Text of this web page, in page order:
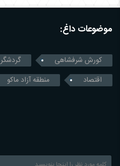
موضوعات داغ:
کورش شرفشاهی
اقتصاد
منطقه آزاد ماکو